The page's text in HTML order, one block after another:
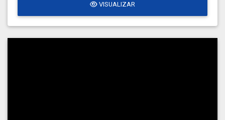
VISUALIZAR